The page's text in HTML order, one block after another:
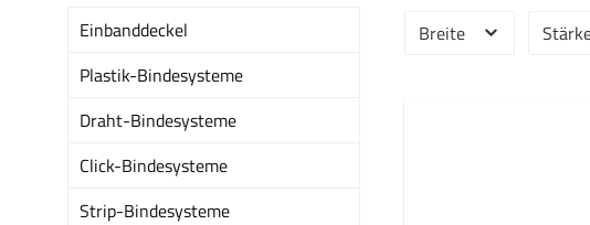
Einbanddeckel
Plastik-Bindesysteme
Draht-Bindesysteme
Click-Bindesysteme
Strip-Bindesysteme
Breite